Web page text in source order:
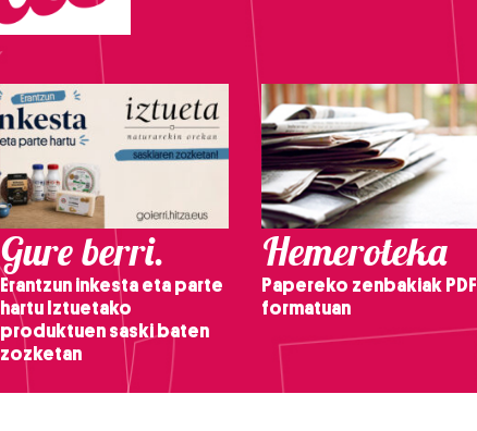
Gure berri.
Erantzun inkesta eta parte
hartu Iztuetako
produktuen saski baten
zozketan
Hemeroteka
Papereko zenbakiak PDF
formatuan